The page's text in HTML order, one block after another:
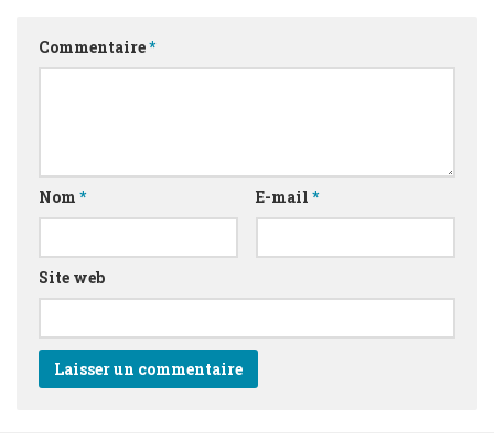
Commentaire*
Nom * E-mail *
Site web